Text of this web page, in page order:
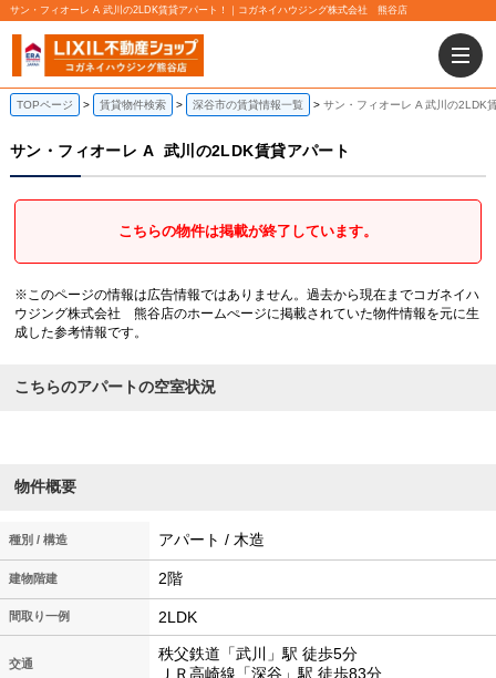
サン・フィオーレ A 武川の2LDK賃貸アパート！｜コガネイハウジング株式会社 熊谷店
TOPページ 賃貸物件検索 深谷市の賃貸情報一覧 サン・フィオーレ A 武川の2LDK
サン・フィオーレ A 武川の2LDK賃貸アパート
こちらの物件は掲載が終了しています。
※このページの情報は広告情報ではありません。過去から現在までコガネイハ
ウジング株式会社 熊谷店のホームぺージに掲載されていた物件情報を元に生
成した参考情報です。
こちらのアパートの空室状況
物件概要
種別 / 構造 アパート / 木造
建物階建 2階
間取り一例 2LDK
交通
秩父鉄道「武川」駅 徒歩5分
ＪＲ高崎線「深谷」駅 徒歩83分